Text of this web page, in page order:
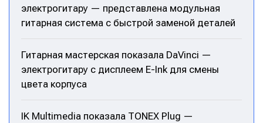
электрогитару — представлена модульная
гитарная система с быстрой заменой деталей
Гитарная мастерская показала DaVinci —
электрогитару с дисплеем E-Ink для смены
цвета корпуса
IK Multimedia показала TONEX Plug —